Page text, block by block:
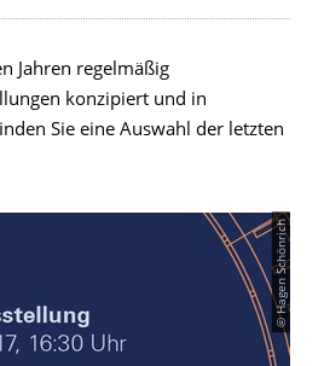
Jahren regelmäßig
konzipiert und in
Sie eine Auswahl der letzten
© Hagen Schönrich